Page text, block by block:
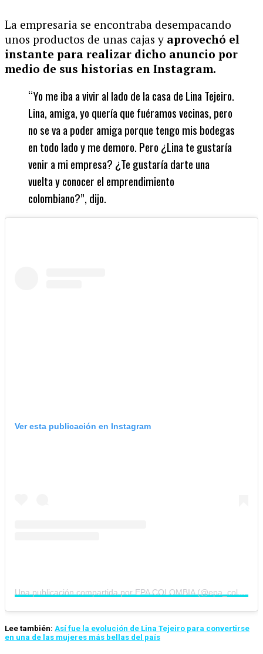
La empresaria se encontraba desempacando
unos productos de unas cajas y aprovechó el
instante para realizar dicho anuncio por
medio de sus historias en Instagram.
“Yo me iba a vivir al lado de la casa de Lina Tejeiro.
Lina, amiga, yo quería que fuéramos vecinas, pero
no se va a poder amiga porque tengo mis bodegas
en todo lado y me demoro. Pero ¿Lina te gustaría
venir a mi empresa? ¿Te gustaría darte una
vuelta y conocer el emprendimiento
colombiano?”, dijo.
Ver esta publicación en Instagram
Lee también: Así fue la evolución de Lina Tejeiro para convertirse
en una de las mujeres más bellas del país